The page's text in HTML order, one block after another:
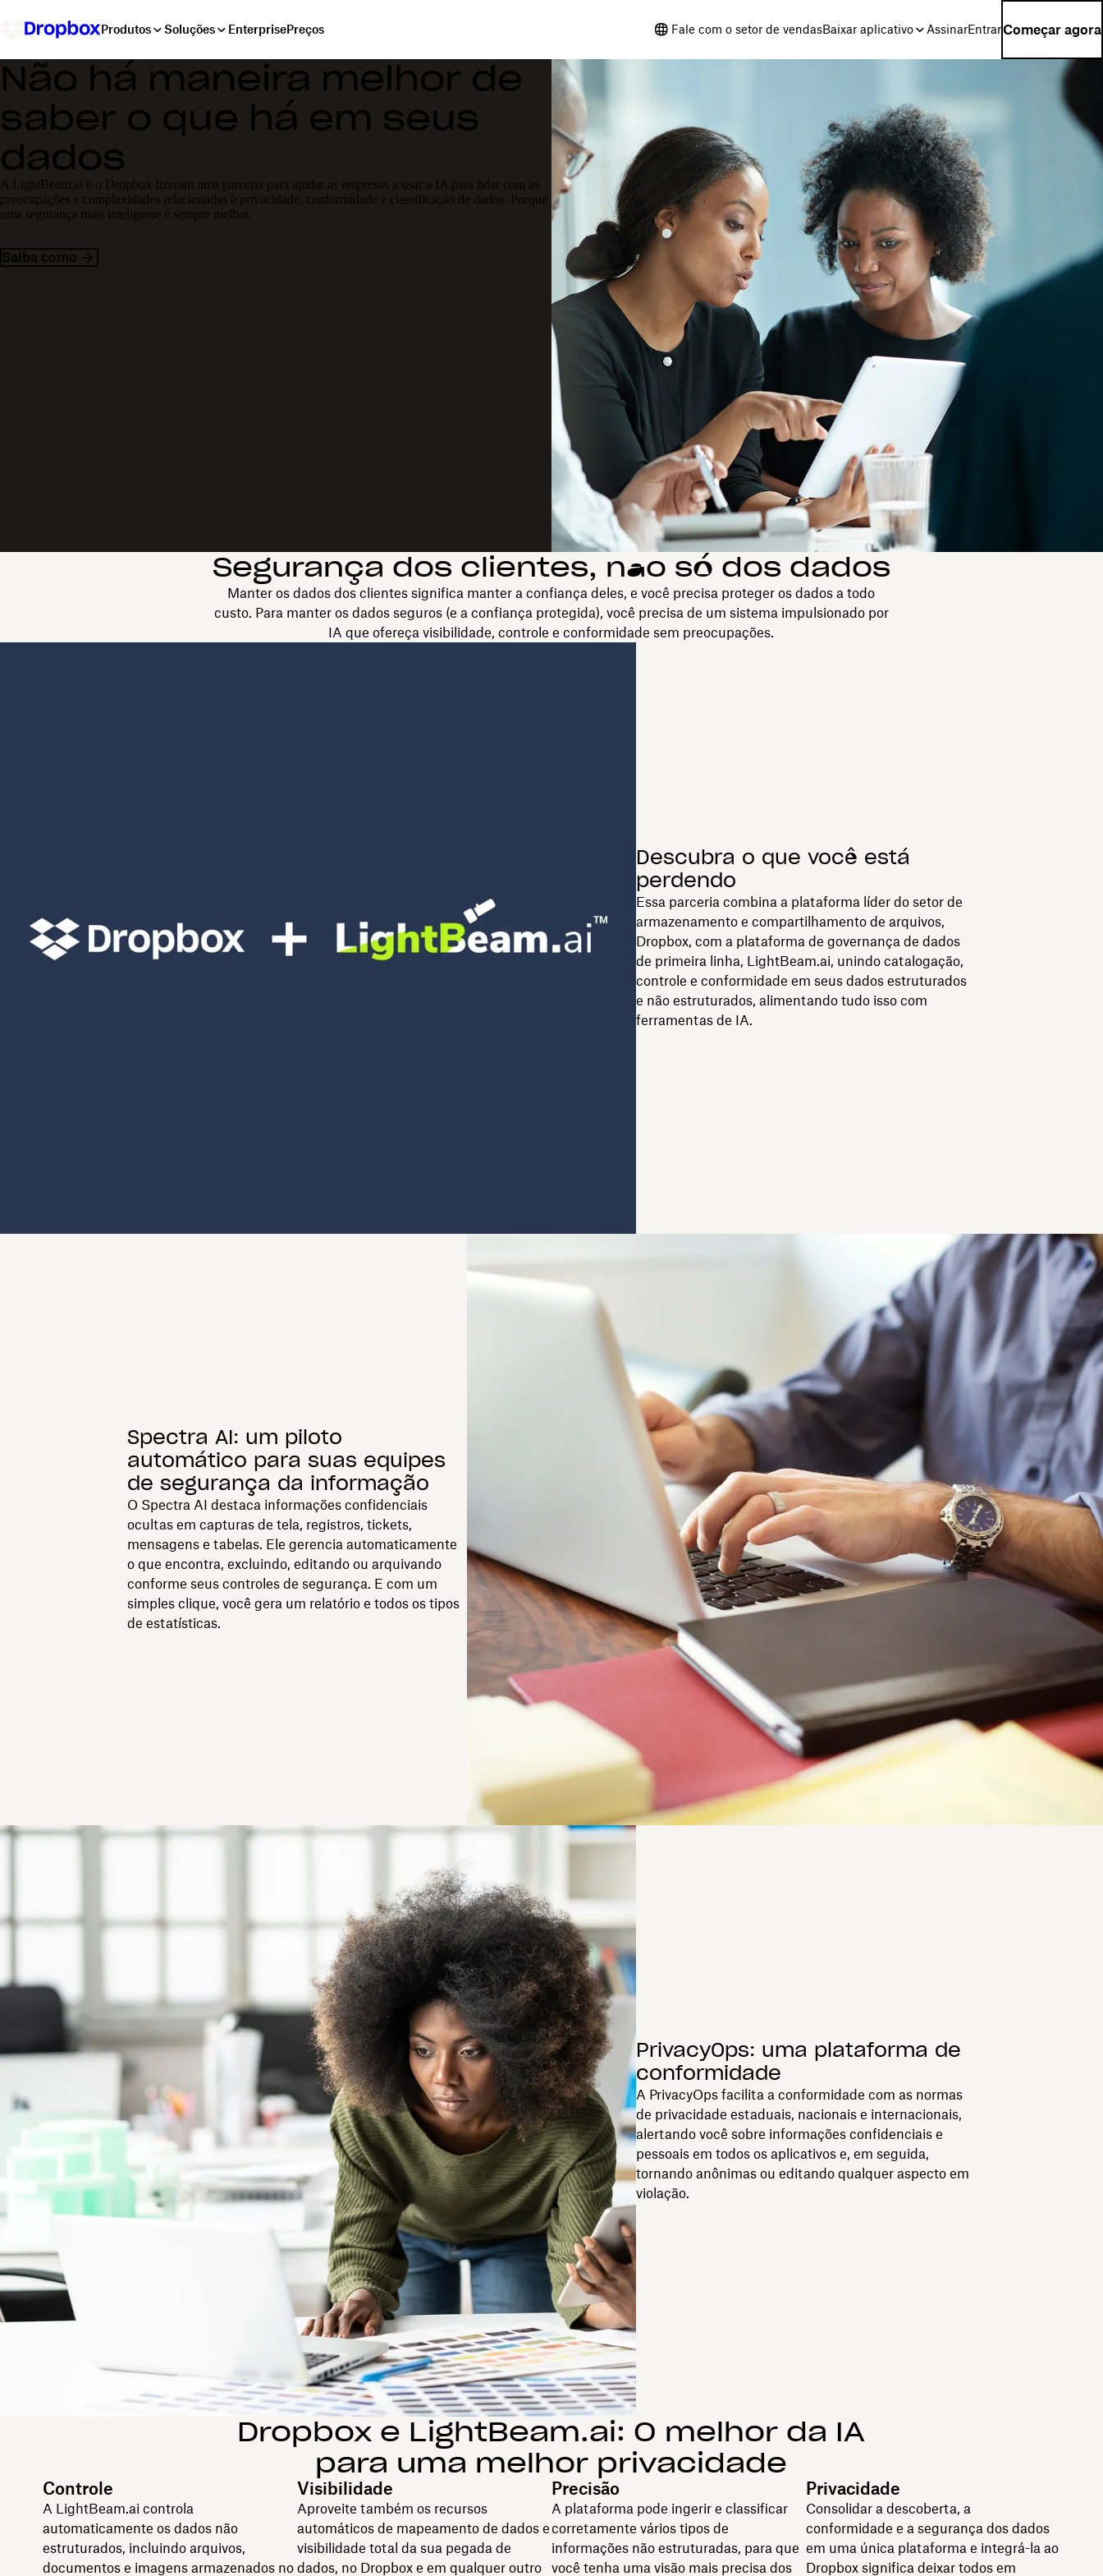
Produtos Soluções EnterprisePreços Fale com o setor de vendasBaixar aplicativo AssinarEntrarComeçar agora
Não há maneira melhor de
saber o que há em seus
dados
A LightBeam.ai e o Dropbox fizeram uma parceria para ajudar as empresas a usar a IA para lidar com as
preocupações e complexidades relacionadas à privacidade, conformidade e classificação de dados. Porque
uma segurança mais inteligente é sempre melhor.
Saiba como
Segurança dos clientes, não só dos dados
Manter os dados dos clientes significa manter a confiança deles, e você precisa proteger os dados a todo
custo. Para manter os dados seguros (e a confiança protegida), você precisa de um sistema impulsionado por
IA que ofereça visibilidade, controle e conformidade sem preocupações.
Descubra o que você está
perdendo
Essa parceria combina a plataforma líder do setor de
armazenamento e compartilhamento de arquivos,
Dropbox, com a plataforma de governança de dados
de primeira linha, LightBeam.ai, unindo catalogação,
controle e conformidade em seus dados estruturados
e não estruturados, alimentando tudo isso com
ferramentas de IA.
Spectra AI: um piloto
automático para suas equipes
de segurança da informação
O Spectra AI destaca informações confidenciais
ocultas em capturas de tela, registros, tickets,
mensagens e tabelas. Ele gerencia automaticamente
o que encontra, excluindo, editando ou arquivando
conforme seus controles de segurança. E com um
simples clique, você gera um relatório e todos os tipos
de estatísticas.
PrivacyOps: uma plataforma de
conformidade
A PrivacyOps facilita a conformidade com as normas
de privacidade estaduais, nacionais e internacionais,
alertando você sobre informações confidenciais e
pessoais em todos os aplicativos e, em seguida,
tornando anônimas ou editando qualquer aspecto em
violação.
Dropbox e LightBeam.ai: O melhor da IA
para uma melhor privacidade
Controle
A LightBeam.ai controla
automaticamente os dados não
estruturados, incluindo arquivos,
documentos e imagens armazenados no
Visibilidade
Aproveite também os recursos
automáticos de mapeamento de dados e
visibilidade total da sua pegada de
dados, no Dropbox e em qualquer outro
Precisão
A plataforma pode ingerir e classificar
corretamente vários tipos de
informações não estruturadas, para que
você tenha uma visão mais precisa dos
Privacidade
Consolidar a descoberta, a
conformidade e a segurança dos dados
em uma única plataforma e integrá-la ao
Dropbox significa deixar todos em